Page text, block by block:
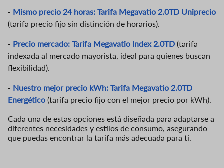
- Mismo precio 24 horas: Tarifa Megavatio 2.0TD Uniprecio
(tarifa precio fijo sin distinción de horarios).
- Precio mercado: Tarifa Megavatio Index 2.0TD (tarifa
indexada al mercado mayorista, ideal para quienes buscan
flexibilidad).
- Nuestro mejor precio kWh: Tarifa Megavatio 2.0TD
Energético (tarifa precio fijo con el mejor precio por kWh).
Cada una de estas opciones está diseñada para adaptarse a
diferentes necesidades y estilos de consumo, asegurando
que puedas encontrar la tarifa más adecuada para ti.